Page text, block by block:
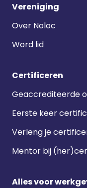
Vereniging
Over Noloc
Word lid
Certificeren
Geaccrediteerde
Eerste keer
Verleng je
Mentor bij
Alles voor